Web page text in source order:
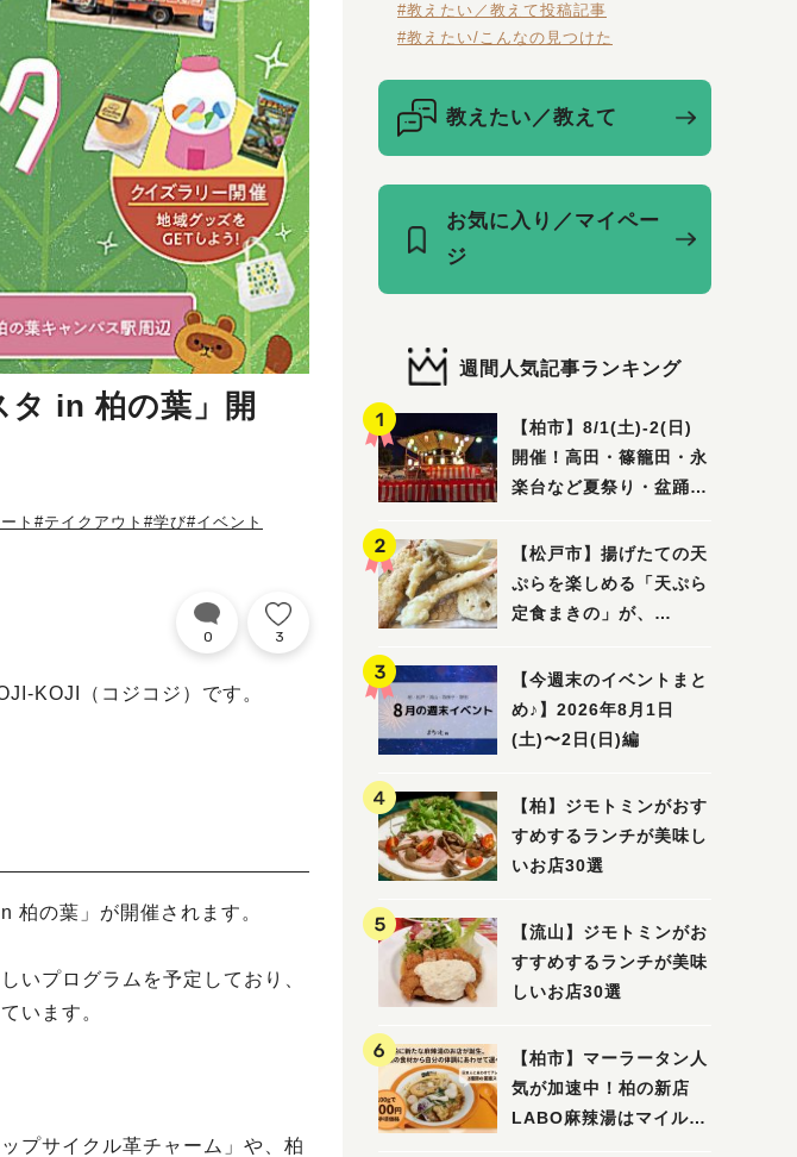
タ in 柏の葉」開
ト #テイクアウト #学び#イベント
0 3
KOJI（コジコジ）です。
柏の葉」が開催されます。
いプログラムを予定しており、
います。
プサイクル革チャーム」や、柏
#教えたい／教えて投稿記事
#教えたい/こんなの見つけた
教えたい／教えて
お気に入り／マイペー
ジ
週間人気記事ランキング
【柏市】8/1(土)‐2(日)
開催！高田・篠籠田・永
楽台など夏祭り・盆踊り
【松戸市】揚げたての天
ぷらを楽しめる「天ぷら
定食まきの」が、
【今週末のイベントまと
め♪】2026年8月1日
(土)〜2日(日)編
【柏】ジモトミンがおす
すめするランチが美味し
いお店30選
【流山】ジモトミンがお
すすめするランチが美味
しいお店30選
【柏市】マーラータン人
気が加速中！柏の新店
LABO麻辣湯はマイルド